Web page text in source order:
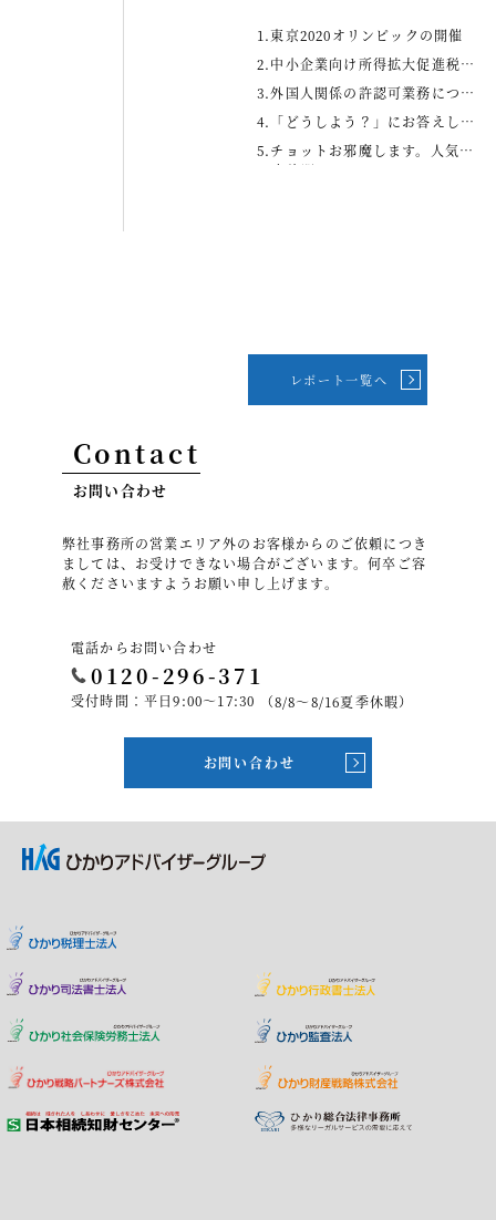
1.東京2020オリンピックの開催
2.中小企業向け所得拡大促進税制
について
3.外国人関係の許認可業務につい
4.「どうしよう？」にお答えしま
す！Q&Aコーナー
5.チョットお邪魔します。人気の
お店訪問
レポート一覧へ
Contact
お問い合わせ
弊社事務所の営業エリア外のお客様からのご依頼につき
ましては、お受けできない場合がございます。何卒ご容
赦くださいますようお願い申し上げます。
電話からお問い合わせ
0120-296-371
受付時間：平日9:00～17:30 （8/8～8/16夏季休暇）
お問い合わせ